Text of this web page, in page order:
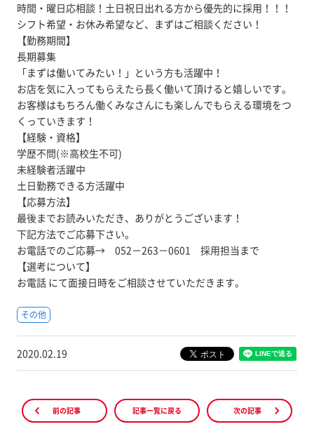
時間・曜日応相談！土日祝日出れる方から優先的に採用！！！
シフト希望・お休み希望など、まずはご相談ください！
【勤務期間】
長期募集
「まずは働いてみたい！」という方も活躍中！
お店を気に入ってもらえたら長く働いて頂けると嬉しいです。
お客様はもちろん働くみなさんにも楽しんでもらえる環境をつ
くっていきます！
【経験・資格】
学歴不問(※高校生不可)
未経験者活躍中
土日勤務できる方活躍中
【応募方法】
最後までお読みいただき、ありがとうございます！
下記方法でご応募下さい。
お電話でのご応募→ 052－263－0601 採用担当まで
【選考について】
お電話 にて面接日時をご相談させていただきます。
その他
2020.02.19
前の記事 記事一覧に戻る 次の記事